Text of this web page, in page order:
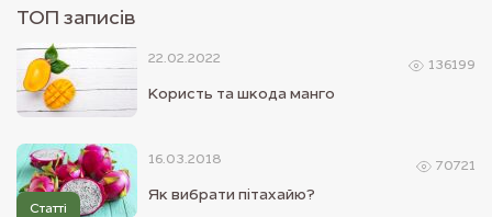
ТОП записiв
22.02.2022
Користь та шкода манго
136199
16.03.2018
Статті
Як вибрати пітахайю?
70721